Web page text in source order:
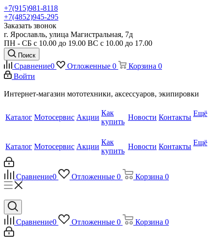
+7(915)981-8118
+7(4852)945-295
Заказать звонок
г. Ярославль, улица Магистральная, 7д
ПН - СБ с 10.00 до 19.00 ВС с 10.00 до 17.00
Поиск
Сравнение0 Отложенные 0 Корзина 0
Войти
Интернет-магазин мототехники, аксессуаров, экипировки
Каталог Мотосервис Акции
Как
купить
Новости Контакты Ещё
Каталог Мотосервис Акции
Как
купить
Новости Контакты Ещё
Сравнение0 Отложенные 0 Корзина 0
Сравнение0 Отложенные 0 Корзина 0